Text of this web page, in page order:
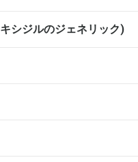
シジルのジェネリック)